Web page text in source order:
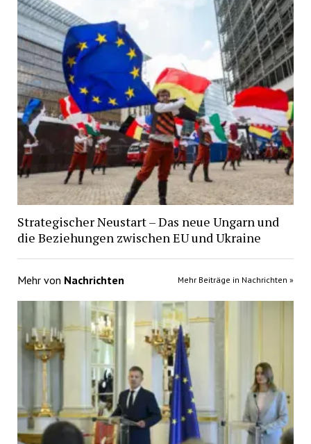
Strategischer Neustart – Das neue Ungarn und
die Beziehungen zwischen EU und Ukraine
Mehr von Nachrichten Mehr Beiträge in Nachrichten »